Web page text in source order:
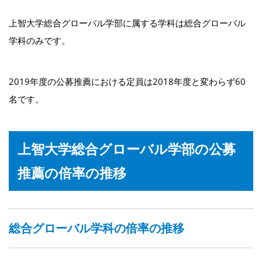
上智大学総合グローバル学部に属する学科は総合グローバル
学科のみです。
2019年度の公募推薦における定員は2018年度と変わらず60
名です。
上智大学総合グローバル学部の公募
推薦の倍率の推移
総合グローバル学科の倍率の推移